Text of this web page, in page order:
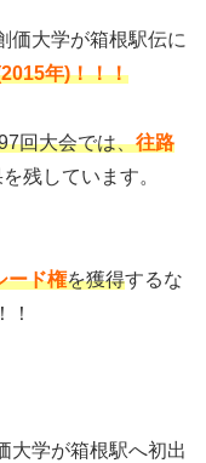
価大学が箱根駅伝に
年)！！！
回大会では、往路
残しています。
ード権を獲得するな
！
大学が箱根駅へ初出